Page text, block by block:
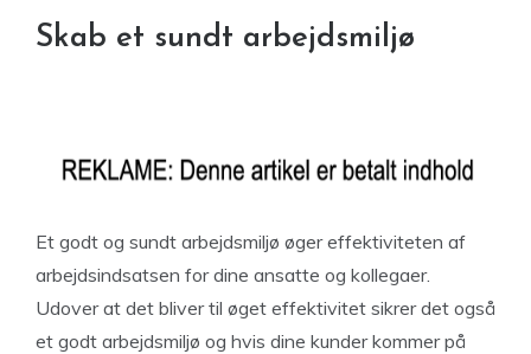
Skab et sundt arbejdsmiljø
Et godt og sundt arbejdsmiljø øger effektiviteten af
arbejdsindsatsen for dine ansatte og kollegaer.
Udover at det bliver til øget effektivitet sikrer det også
et godt arbejdsmiljø og hvis dine kunder kommer på